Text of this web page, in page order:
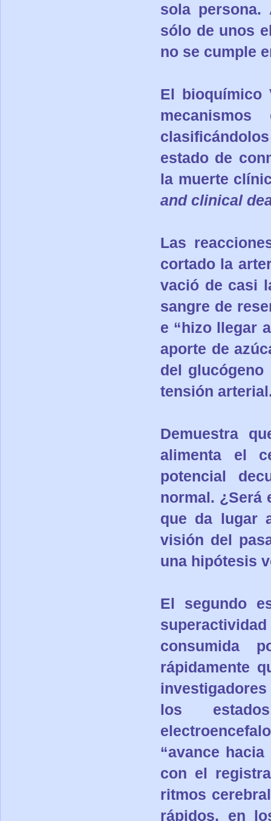
sola persona.
sólo de unos
no se cumple
El bioquímico
estado de
la muerte
and clinical
Las
cortado la
vació de casi
sangre de
e “hizo llegar
aporte de
del
tensión
Demuestra
alimenta el
potencial
normal. ¿Será
que da lugar
visión del
una hipótesis
El segundo
consumida
rápidamente
los
“avance
con el
ritmos
rápidos, en